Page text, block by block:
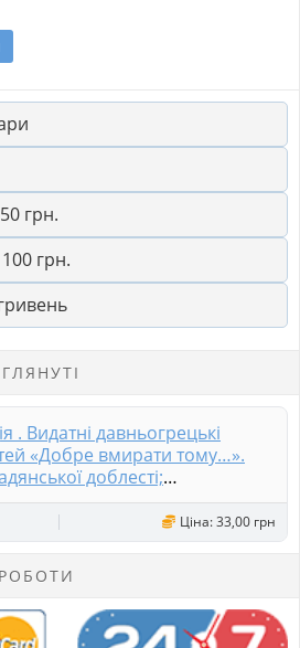
грн.
грн.
. Видатні давньогрецькі
«Добре вмирати тому…».
доблесті;
ідеал героя.
Ціна: 33,00 грн